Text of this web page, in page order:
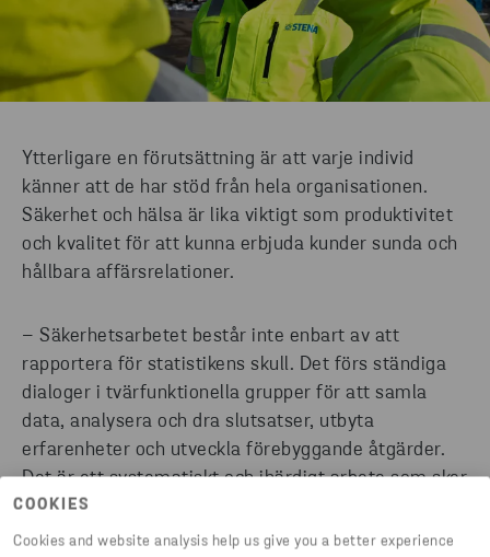
COOKIES
Cookies and website analysis help us give you a better experience
Ytterligare en förutsättning är att varje individ
känner att de har stöd från hela organisationen.
Säkerhet och hälsa är lika viktigt som produktivitet
och kvalitet för att kunna erbjuda kunder sunda och
hållbara affärsrelationer.
– Säkerhetsarbetet består inte enbart av att
rapportera för statistikens skull. Det förs ständiga
dialoger i tvärfunktionella grupper för att samla
data, analysera och dra slutsatser, utbyta
erfarenheter och utveckla förebyggande åtgärder.
Det är ett systematiskt och ihärdigt arbetesom sker
kontinuerligt